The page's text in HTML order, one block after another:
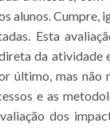
alunos. Cumpre,
Esta
da atividade
último, mas não
e as
dos